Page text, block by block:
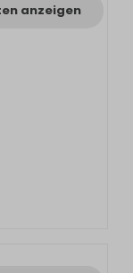
anzeigen